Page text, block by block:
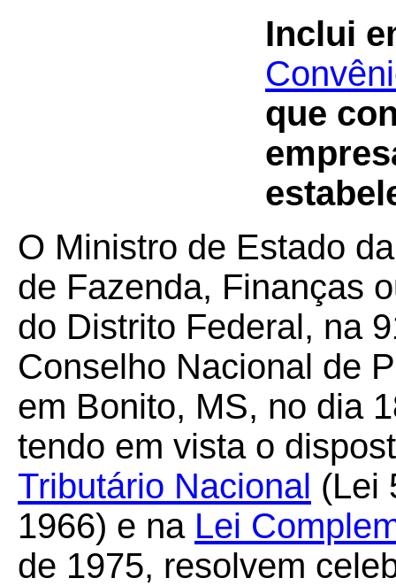
Inclui
que
O Ministro de Estado
de Fazenda, Finanças
do Distrito Federal, na
Conselho Nacional de
em Bonito, MS, no dia
tendo em vista o
Tributário Nacional (Lei
1966) e na Lei
de 1975, resolvem